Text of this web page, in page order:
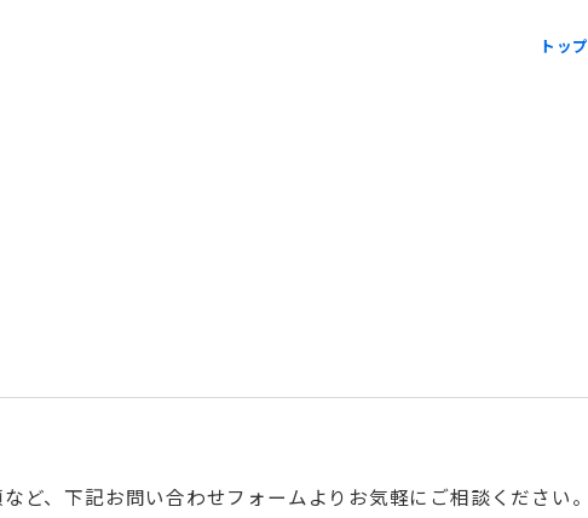
トップ
ど、下記お問い合わせフォームよりお気軽にご相談ください。